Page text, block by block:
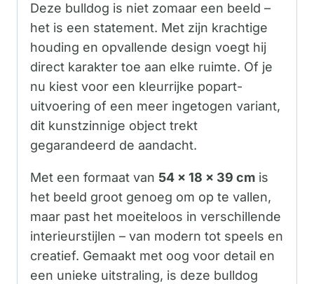
Deze bulldog is niet zomaar een beeld –
het is een statement. Met zijn krachtige
houding en opvallende design voegt hij
direct karakter toe aan elke ruimte. Of je
nu kiest voor een kleurrijke popart-
uitvoering of een meer ingetogen variant,
dit kunstzinnige object trekt
gegarandeerd de aandacht.
Met een formaat van 54 x 18 x 39 cm is
het beeld groot genoeg om op te vallen,
maar past het moeiteloos in verschillende
interieurstijlen – van modern tot speels en
creatief. Gemaakt met oog voor detail en
een unieke uitstraling, is deze bulldog